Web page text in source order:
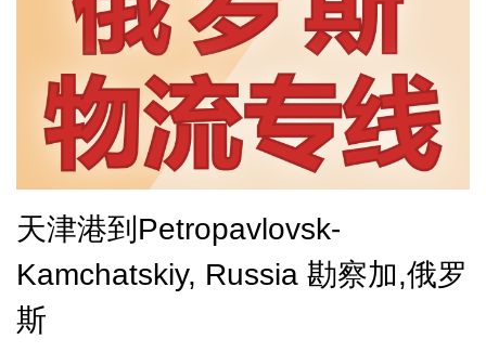
天津港到Petropavlovsk-
Kamchatskiy, Russia 勘察加,俄罗
斯